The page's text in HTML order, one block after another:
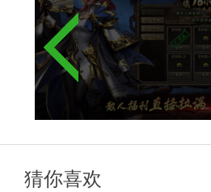
八旗76极品游戏特色
1、职业介绍
三职业平衡非常完美，士兵单秒
猜你喜欢